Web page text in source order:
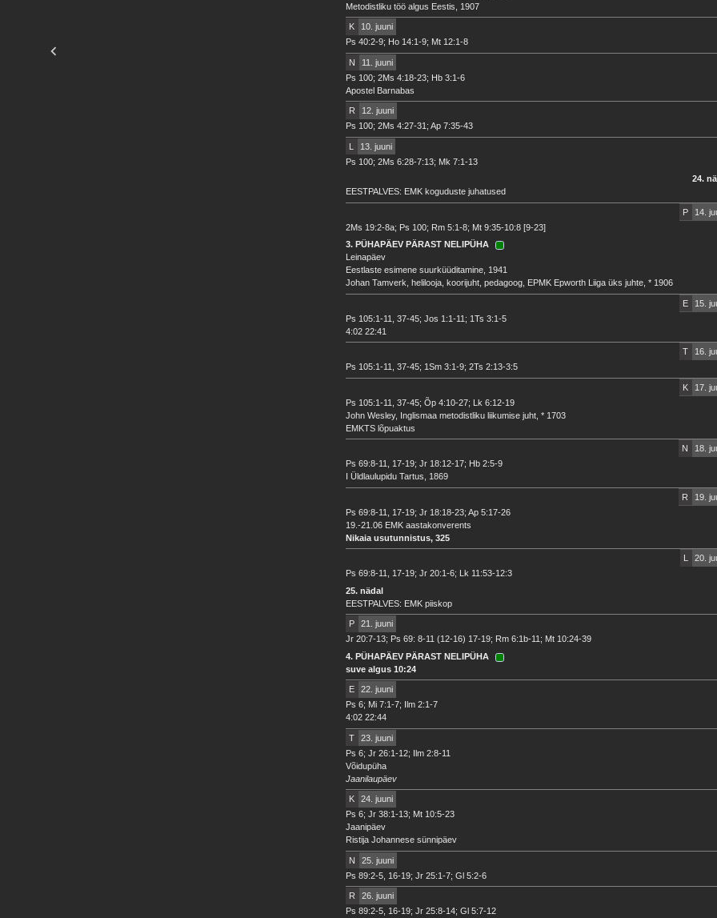
Metodistliku töö algus Eestis, 1907
K
10. juuni
Ps 40:2-9; Ho 14:1-9; Mt 12:1-8
N
11. juuni
Ps 100; 2Ms 4:18-23; Hb 3:1-6
Apostel Barnabas
R
12. juuni
Ps 100; 2Ms 4:27-31; Ap 7:35-43
L
13. juuni
Ps 100; 2Ms 6:28-7:13; Mk 7:1-13
24.
EESTPALVES: EMK koguduste juhatused
P
14.
2Ms 19:2-8a; Ps 100; Rm 5:1-8; Mt 9:35-10:8 [9-23]
3. PÜHAPÄEV PÄRAST NELIPÜHA
Leinapäev
Eestlaste esimene suurküüditamine, 1941
Johan Tamverk, helilooja, koorijuht, pedagoog, EPMK Epworth Liiga üks juhte, * 1906
E
15.
Ps 105:1-11, 37-45; Jos 1:1-11; 1Ts 3:1-5
4:02 22:41
T
16.
Ps 105:1-11, 37-45; 1Sm 3:1-9; 2Ts 2:13-3:5
K
17.
Ps 105:1-11, 37-45; Õp 4:10-27; Lk 6:12-19
John Wesley, Inglismaa metodistliku liikumise juht, * 1703
EMKTS lõpuaktus
N
18.
Ps 69:8-11, 17-19; Jr 18:12-17; Hb 2:5-9
I Üldlaulupidu Tartus, 1869
R
19.
Ps 69:8-11, 17-19; Jr 18:18-23; Ap 5:17-26
19.-21.06 EMK aastakonverents
Nikaia usutunnistus, 325
L
20.
Ps 69:8-11, 17-19; Jr 20:1-6; Lk 11:53-12:3
25. nädal
EESTPALVES: EMK piiskop
P
21. juuni
Jr 20:7-13; Ps 69: 8-11 (12-16) 17-19; Rm 6:1b-11; Mt 10:24-39
4. PÜHAPÄEV PÄRAST NELIPÜHA
suve algus 10:24
E
22. juuni
Ps 6; Mi 7:1-7; Ilm 2:1-7
4:02 22:44
T
23. juuni
Ps 6; Jr 26:1-12; Ilm 2:8-11
Võidupüha
Jaanilaupäev
K
24. juuni
Ps 6; Jr 38:1-13; Mt 10:5-23
Jaanipäev
Ristija Johannese sünnipäev
N
25. juuni
Ps 89:2-5, 16-19; Jr 25:1-7; Gl 5:2-6
R
26. juuni
Ps 89:2-5, 16-19; Jr 25:8-14; Gl 5:7-12